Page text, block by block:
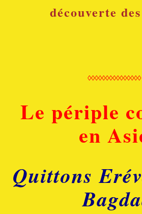
découverte
◊◊◊◊◊◊◊◊◊◊◊◊◊◊◊
Le périple
en
Quittons